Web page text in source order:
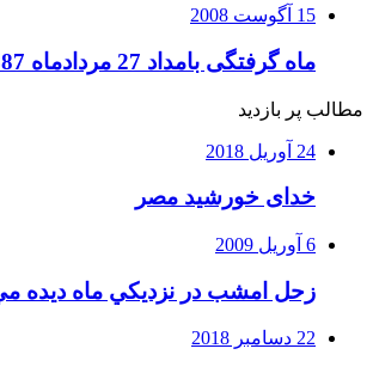
15 آگوست 2008
ماه گرفتگی بامداد 27 مردادماه 1387
پر بازدید
24 آوریل 2018
خدای خورشید مصر
6 آوریل 2009
زحل امشب در نزديكي ماه ديده
22 دسامبر 2018